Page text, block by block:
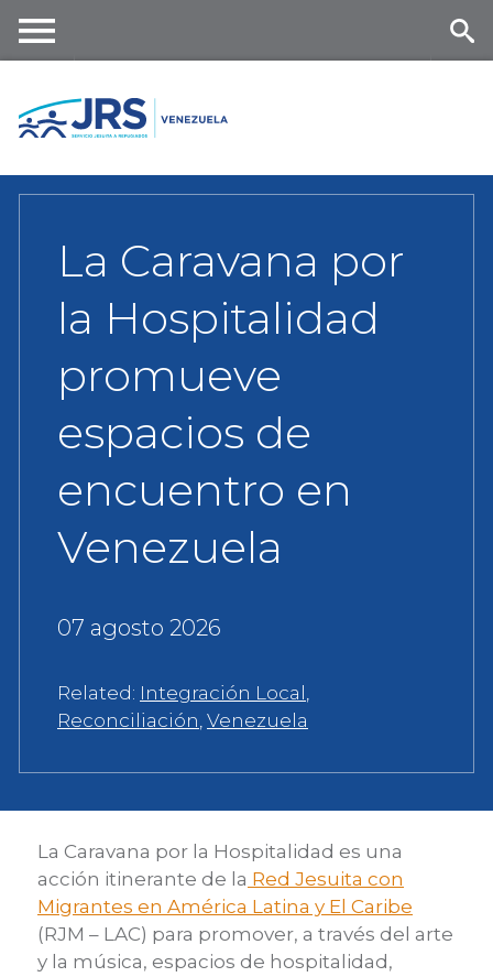
content
La Caravana por
la Hospitalidad
promueve
espacios de
encuentro en
Venezuela
07 agosto 2026
Related: Integración Local ,
Reconciliación, Venezuela
La Caravana por la Hospitalidad es una
acción itinerante de la Red Jesuita con
Migrantes en América Latina y El Caribe
(RJM – LAC) para promover, a través del arte
y la música, espacios de hospitalidad,